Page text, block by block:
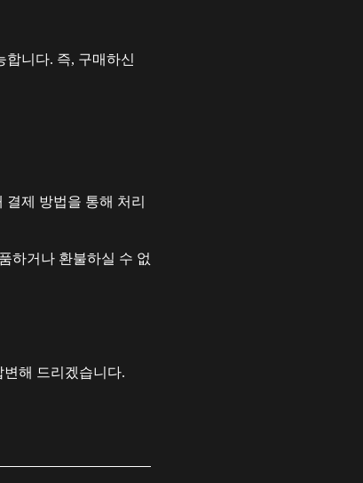
니다. 즉, 구매하신
제 방법을 통해 처리
하거나 환불하실 수 없
변해 드리겠습니다.